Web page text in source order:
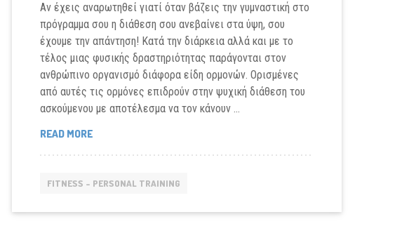
Αν έχεις αναρωτηθεί γιατί όταν βάζεις την γυμναστική στο
πρόγραμμα σου η διάθεση σου ανεβαίνει στα ύψη, σου
έχουμε την απάντηση! Κατά την διάρκεια αλλά και με το
τέλος μιας φυσικής δραστηριότητας παράγονται στον
ανθρώπινο οργανισμό διάφορα είδη ορμονών. Ορισμένες
από αυτές τις ορμόνες επιδρούν στην ψυχική διάθεση του
ασκούμενου με αποτέλεσμα να τον κάνουν …
READ MOREΠΏΣ
ΓΥΜΝΑΣΤΙΚΉ
ΟΡΜΌΝΕΣ
FITNESS - PERSONAL TRAINING